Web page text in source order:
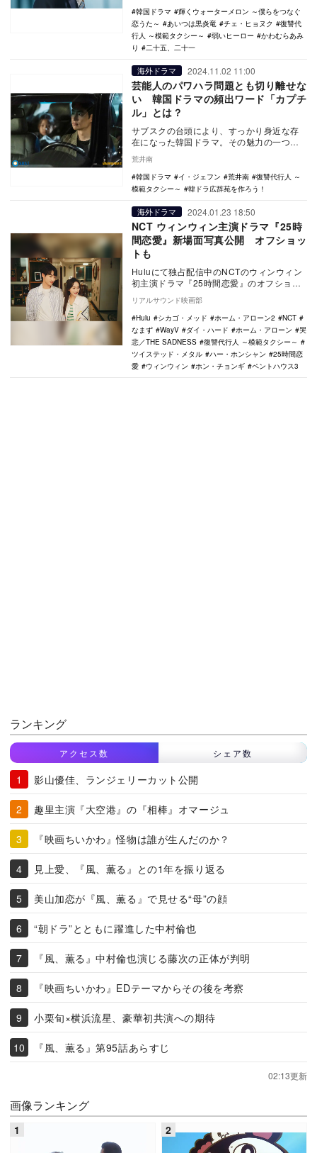
韓国ドラマ
輝くウォーターメロン ～僕らをつなぐ
恋うた～
あいつは黒炎竜 チェ・ヒョヌク
復讐代
行人 ～模範タクシー～
弱いヒーロー
かわむらあみ
り
二十五、二十一
海外ドラマ 2024.11.02 11:00
芸能人のパワハラ問題とも切り離せな
い 韓国ドラマの頻出ワード「カプチ
ル」とは？
サブスクの台頭により、すっかり身近な存
在になった韓国ドラマ。その魅力の一つ
に、日本とは異なる文化様式を知る楽しみ
がある。 ラ…
荒井南
韓国ドラマ
イ・ジェフン 荒井南
復讐代行人 ～
模範タクシー～
韓ドラ広辞苑を作ろう！
海外ドラマ 2024.01.23 18:50
NCT ウィンウィン主演ドラマ『25時
間恋愛』新場面写真公開 オフショッ
トも
Huluにて独占配信中のNCTのウィンウィン
初主演ドラマ『25時間恋愛』のオフショッ
トと場面写真が公開された。 本作は、持
ち…
リアルサウンド映画部
Hulu
シカゴ・メッド ホーム・アローン2
NCT
なまず
WayV ダイ・ハード ホーム・アローン
哭
悲／THE SADNESS
復讐代行人 ～模範タクシー～
ツイステッド・メタル
ハー・ホンシャン
25時間恋
愛
ウィンウィン ホン・チョンギ ペントハウス3
ランキング
アクセス数 シェア数
影山優佳、ランジェリーカット公開
趣里主演『大空港』の『相棒』オマージュ
『映画ちいかわ』怪物は誰が生んだのか？
見上愛、『風、薫る』との1年を振り返る
美山加恋が『風、薫る』で見せる“母”の顔
“朝ドラ”とともに躍進した中村倫也
『風、薫る』中村倫也演じる藤次の正体が判明
『映画ちいかわ』EDテーマからその後を考察
小栗旬×横浜流星、豪華初共演への期待
『風、薫る』第95話あらすじ
02:13更新
画像ランキング